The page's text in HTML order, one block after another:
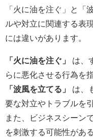
「火に油を注ぐ」と「
ルや対立に関連する表
には違いがあります。
「火に油を注ぐ」
は、
らに悪化させる行為を
「波風を立てる」
は、
要な対立やトラブルを
また、ビジネスシーン
を刺激する可能性があ